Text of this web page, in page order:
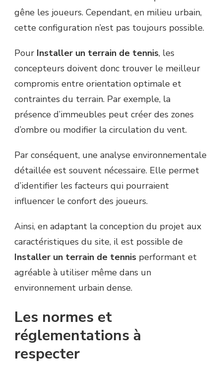
gêne les joueurs. Cependant, en milieu urbain,
cette configuration n’est pas toujours possible.
Pour Installer un terrain de tennis, les
concepteurs doivent donc trouver le meilleur
compromis entre orientation optimale et
contraintes du terrain. Par exemple, la
présence d’immeubles peut créer des zones
d’ombre ou modifier la circulation du vent.
Par conséquent, une analyse environnementale
détaillée est souvent nécessaire. Elle permet
d’identifier les facteurs qui pourraient
influencer le confort des joueurs.
Ainsi, en adaptant la conception du projet aux
caractéristiques du site, il est possible de
Installer un terrain de tennis performant et
agréable à utiliser même dans un
environnement urbain dense.
Les normes et
réglementations à
respecter